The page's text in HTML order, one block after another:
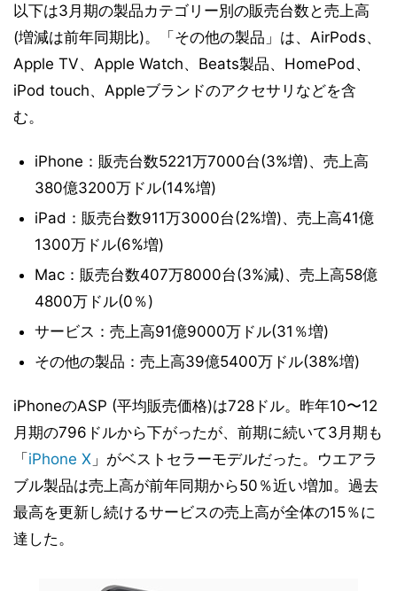
以下は3月期の製品カテゴリー別の販売台数と売上高
(増減は前年同期比)。「その他の製品」は、AirPods、
Apple TV、Apple Watch、Beats製品、HomePod、
iPod touch、Appleブランドのアクセサリなどを含
む。
iPhone：販売台数5221万7000台(3%増)、売上高
380億3200万ドル(14%増)
iPad：販売台数911万3000台(2%増)、売上高41億
1300万ドル(6%増)
Mac：販売台数407万8000台(3%減)、売上高58億
4800万ドル(0％)
サービス：売上高91億9000万ドル(31％増)
その他の製品：売上高39億5400万ドル(38%増)
iPhoneのASP (平均販売価格)は728ドル。昨年10〜12
月期の796ドルから下がったが、前期に続いて3月期も
「 iPhone X 」がベストセラーモデルだった。ウエアラ
ブル製品は売上高が前年同期から50％近い増加。過去
最高を更新し続けるサービスの売上高が全体の15％に
達した。